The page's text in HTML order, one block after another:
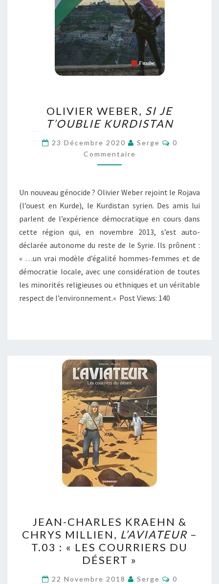
WEBER,
SI
JE
T’OUBLIE
KURDISTAN
OLIVIER WEBER, SI JE
T’OUBLIE KURDISTAN
23 Décembre 2020 Serge
0
Commentaire
Un nouveau génocide ? Olivier Weber rejoint le Rojava
(l’ouest en Kurde), le Kurdistan syrien. Des amis lui
parlent de l’expérience démocratique en cours dans
cette région qui, en novembre 2013, s’est auto-
déclarée autonome du reste de le Syrie. Ils prônent :
« …un vrai modèle d’égalité hommes-femmes et de
démocratie locale, avec une considération de toutes
les minorités religieuses ou ethniques et un véritable
respect de l’environnement.« Post Views: 140
CHARLES
KRAEHN
&
CHRYS
MILLIEN,
JEAN-CHARLES KRAEHN &
CHRYS MILLIEN, L’AVIATEUR–
T.03 : « LES COURRIERS DU
DÉSERT »
22 Novembre 2018 Serge
0